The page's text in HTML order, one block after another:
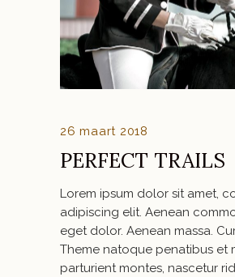
26 maart 2018
PERFECT TRAILS
Lorem ipsum dolor sit amet,
adipiscing elit. Aenean
eget dolor. Aenean massa.
Theme natoque penatibus et
parturient montes, nascetur